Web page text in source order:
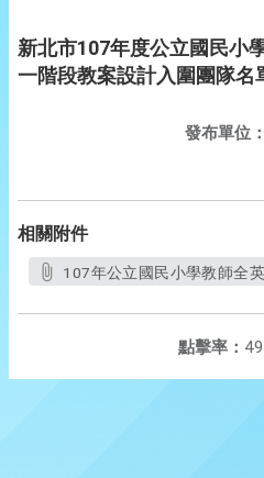
新北市107年度公立國民小
一階段教案設計入圍團隊名
發布單位：
相關附件
107年公立國民小學教師全
點擊率：